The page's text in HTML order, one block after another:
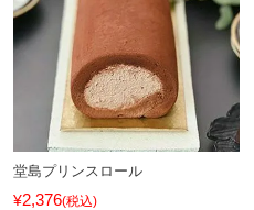
堂島プリンスロール
¥2,376 税込